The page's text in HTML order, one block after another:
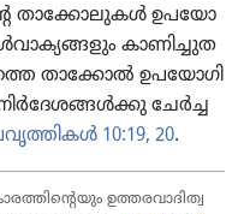
താക്കോ​ലു​കൾ ഉപയോ​
കാണി​ച്ചു​ത​
താക്കോൽ ഉപയോ​ഗി​
ചേർച്ച​
10:19, 20.
ഉത്തരവാ​ദി​ത്വ​